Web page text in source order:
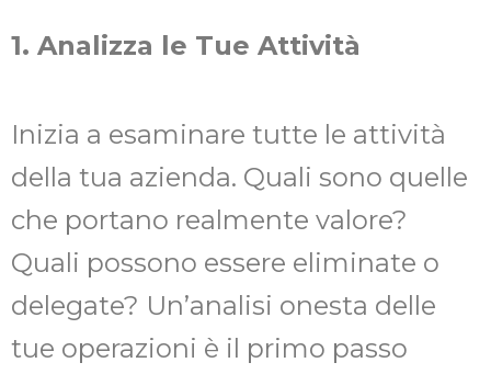
1. Analizza le Tue Attività
Inizia a esaminare tutte le attività
della tua azienda. Quali sono quelle
che portano realmente valore?
Quali possono essere eliminate o
delegate? Un’analisi onesta delle
tue operazioni è il primo passo